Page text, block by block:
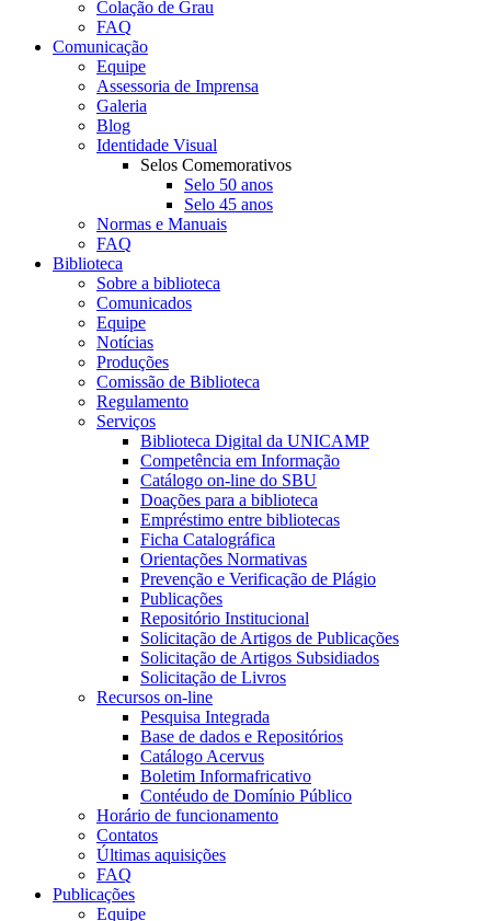
Colação de Grau
FAQ
Comunicação
Equipe
Assessoria de Imprensa
Galeria
Blog
Identidade Visual
Selos Comemorativos
Selo 50 anos
Selo 45 anos
Normas e Manuais
FAQ
Biblioteca
Sobre a biblioteca
Comunicados
Equipe
Notícias
Produções
Comissão de Biblioteca
Regulamento
Serviços
Biblioteca Digital da UNICAMP
Competência em Informação
Catálogo on-line do SBU
Doações para a biblioteca
Empréstimo entre bibliotecas
Ficha Catalográfica
Orientações Normativas
Prevenção e Verificação de Plágio
Publicações
Repositório Institucional
Solicitação de Artigos de Publicações
Solicitação de Artigos Subsidiados
Solicitação de Livros
Recursos on-line
Pesquisa Integrada
Base de dados e Repositórios
Catálogo Acervus
Boletim Informafricativo
Contéudo de Domínio Público
Horário de funcionamento
Contatos
Últimas aquisições
FAQ
Publicações
Equipe